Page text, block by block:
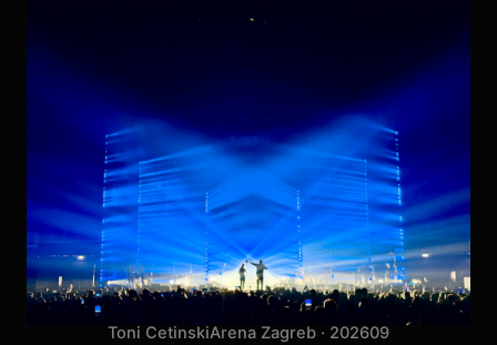
Toni CetinskiArena Zagreb · 202609